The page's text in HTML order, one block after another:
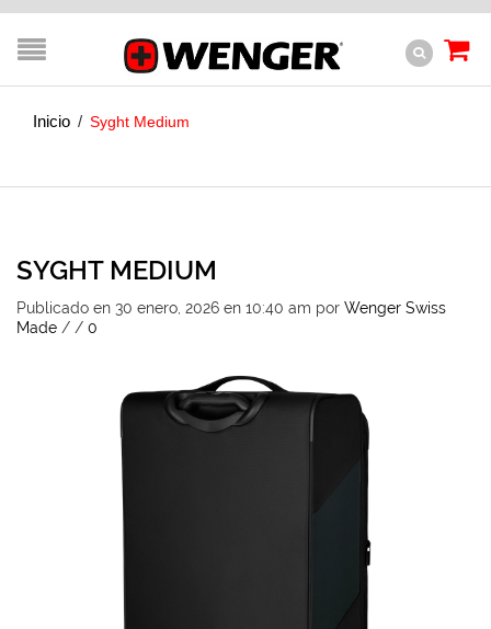
Inicio / Syght Medium
SYGHT MEDIUM
Publicado en 30 enero, 2026 en 10:40 am por Wenger Swiss
Made / / 0